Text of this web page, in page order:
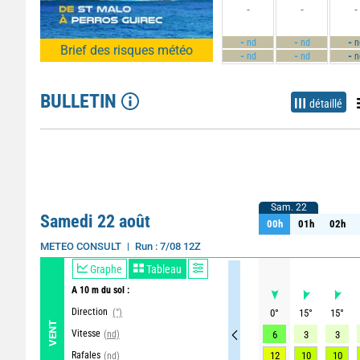
Brief des risques météo
-
- nd
- nd
-
- nd
- nd
-
-
-
BULLETIN détaillé
Samedi 22 août
METEO CONSULT Run : 7/08 12Z
VENT
Graphe Tableau
A 10 m du sol :
Direction (°)
Vitesse (nd)
Rafales (nd)
Sam. 22
00h 01h 02h
Sam. 22
00h 01h 02h
0° 15° 15°
6
3 3
12
10 10